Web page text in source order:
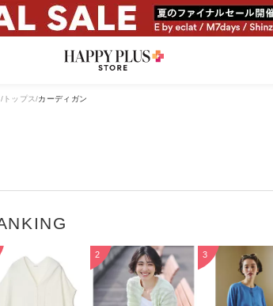
トップス カーディガン